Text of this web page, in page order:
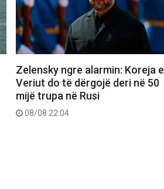
Zelensky ngre alarmin: Koreja e
Veriut do të dërgojë deri në 50
mijë trupa në Rusi
08/08 22:04